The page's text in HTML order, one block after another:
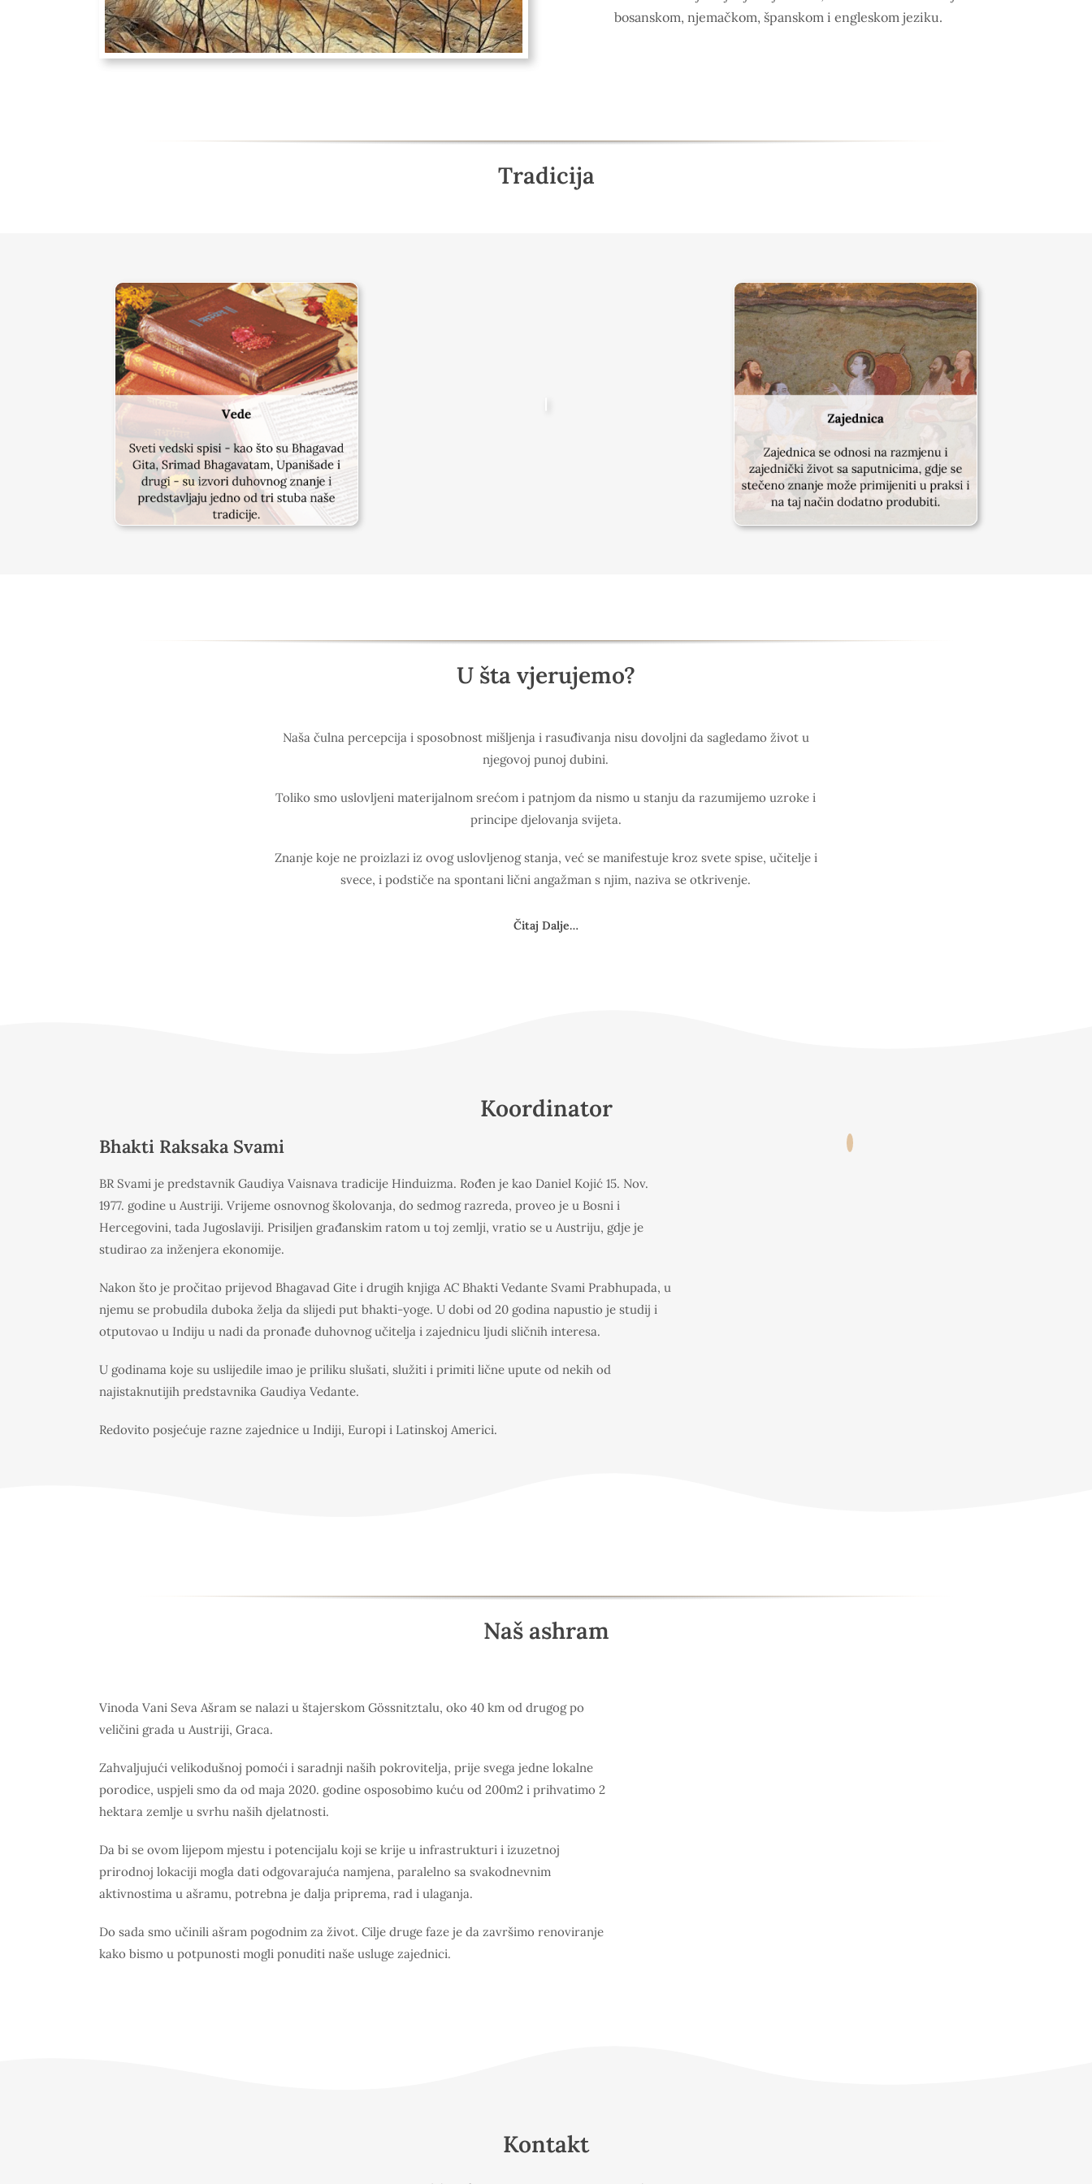
bosanskom, njemačkom, španskom i engleskom jeziku.
Tradicija
U šta vjerujemo?
Naša čulna percepcija i sposobnost mišljenja i rasuđivanja nisu dovoljni da sagledamo život u
njegovoj punoj dubini.
Toliko smo uslovljeni materijalnom srećom i patnjom da nismo u stanju da razumijemo uzroke i
principe djelovanja svijeta.
Znanje koje ne proizlazi iz ovog uslovljenog stanja, već se manifestuje kroz svete spise, učitelje i
svece, i podstiče na spontani lični angažman s njim, naziva se otkrivenje.
Čitaj Dalje…
Koordinator
Bhakti Raksaka Svami
BR Svami je predstavnik Gaudiya Vaisnava tradicije Hinduizma. Rođen je kao Daniel Kojić 15. Nov.
1977. godine u Austriji. Vrijeme osnovnog školovanja, do sedmog razreda, proveo je u Bosni i
Hercegovini, tada Jugoslaviji. Prisiljen građanskim ratom u toj zemlji, vratio se u Austriju, gdje je
studirao za inženjera ekonomije.
Nakon što je pročitao prijevod Bhagavad Gite i drugih knjiga AC Bhakti Vedante Svami Prabhupada, u
njemu se probudila duboka želja da slijedi put bhakti-yoge. U dobi od 20 godina napustio je studij i
otputovao u Indiju u nadi da pronađe duhovnog učitelja i zajednicu ljudi sličnih interesa.
U godinama koje su uslijedile imao je priliku slušati, služiti i primiti lične upute od nekih od
najistaknutijih predstavnika Gaudiya Vedante.
Redovito posjećuje razne zajednice u Indiji, Europi i Latinskoj Americi.
Naš ashram
Vinoda Vani Seva Ašram se nalazi u štajerskom Gössnitztalu, oko 40 km od drugog po
veličini grada u Austriji, Graca.
Zahvaljujući velikodušnoj pomoći i saradnji naših pokrovitelja, prije svega jedne lokalne
porodice, uspjeli smo da od maja 2020. godine osposobimo kuću od 200m2 i prihvatimo 2
hektara zemlje u svrhu naših djelatnosti.
Da bi se ovom lijepom mjestu i potencijalu koji se krije u infrastrukturi i izuzetnoj
prirodnoj lokaciji mogla dati odgovarajuća namjena, paralelno sa svakodnevnim
aktivnostima u ašramu, potrebna je dalja priprema, rad i ulaganja.
Do sada smo učinili ašram pogodnim za život. Cilje druge faze je da završimo renoviranje
kako bismo u potpunosti mogli ponuditi naše usluge zajednici.
Kontakt